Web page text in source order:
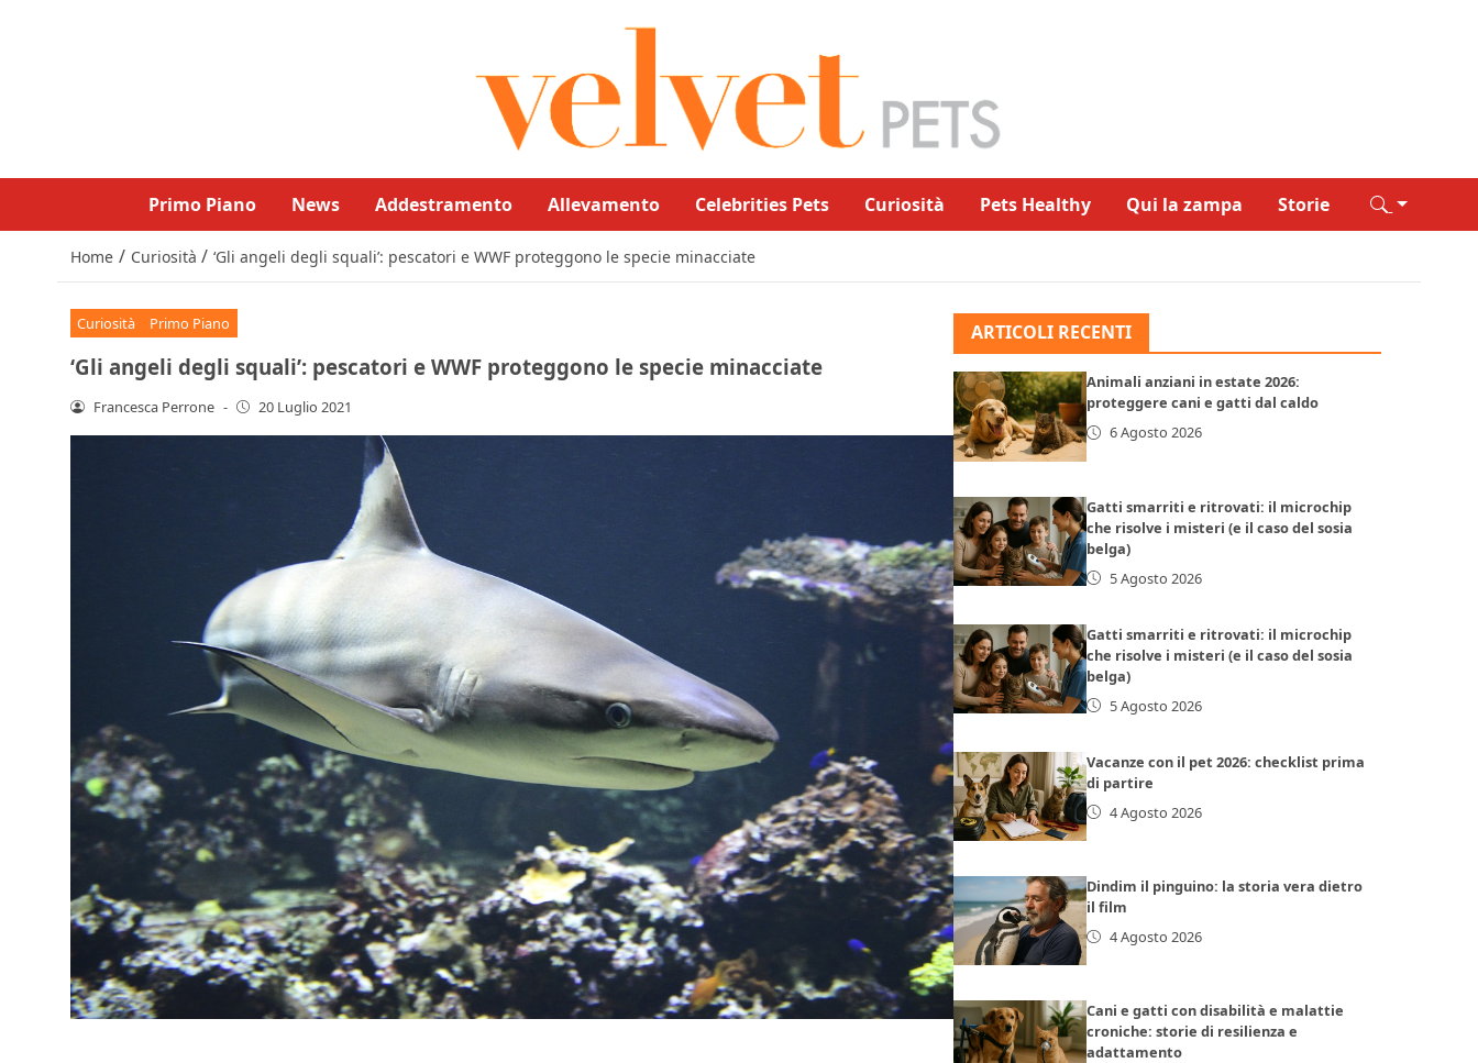
Primo Piano News Addestramento Allevamento Celebrities Pets Curiosità Pets Healthy Qui la zampa Storie
Home / Curiosità / ‘Gli angeli degli squali’: pescatori e WWF proteggono le specie minacciate
Curiosità Primo Piano
‘Gli angeli degli squali’: pescatori e WWF proteggono le specie minacciate
Francesca Perrone - 20 Luglio 2021
ARTICOLI RECENTI
Animali anziani in estate 2026:
proteggere cani e gatti dal caldo
6 Agosto 2026
Gatti smarriti e ritrovati: il microchip
che risolve i misteri (e il caso del sosia
belga)
5 Agosto 2026
Gatti smarriti e ritrovati: il microchip
che risolve i misteri (e il caso del sosia
belga)
5 Agosto 2026
Vacanze con il pet 2026: checklist prima
di partire
4 Agosto 2026
Dindim il pinguino: la storia vera dietro
il film
4 Agosto 2026
Cani e gatti con disabilità e malattie
croniche: storie di resilienza e
adattamento